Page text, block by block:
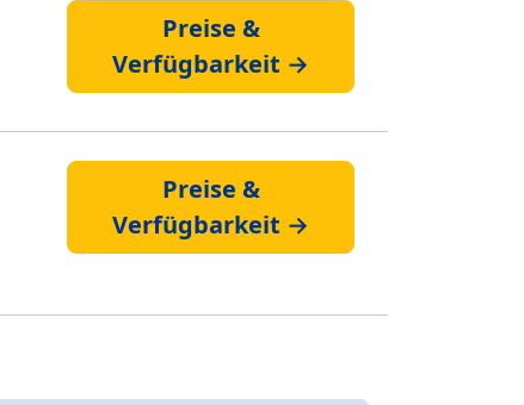
Preise &
Verfügbarkeit →
Preise &
Verfügbarkeit →